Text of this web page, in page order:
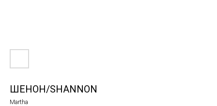
ШЕНОН/SHANNON
Martha